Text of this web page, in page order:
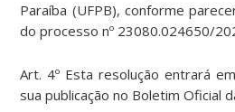
Paraíba (UFPB), conforme
do processo nº 23080.024650/
Art. 4º Esta resolução entrará
sua publicação no Boletim Oficial